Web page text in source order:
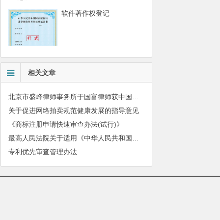
软件著作权登记
相关文章
关于促进网络拍卖规范健康发展的指导意见
《商标注册申请快速审查办法(试行)》
专利优先审查管理办法